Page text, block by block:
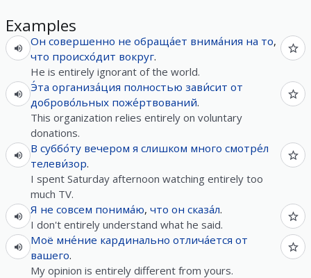
Examples
Он совершенно не обраща́ет внима́ния на то,
что происхо́дит вокруг.
He is entirely ignorant of the world.
Э́та организа́ция полностью зави́сит от
доброво́льных поже́ртвований.
This organization relies entirely on voluntary
donations.
В суббо́ту вечером я слишком много смотре́л
телеви́зор.
I spent Saturday afternoon watching entirely too
much TV.
Я не совсем понима́ю, что он сказа́л.
I don't entirely understand what he said.
Моё мне́ние кардинально отлича́ется от
вашего.
My opinion is entirely different from yours.